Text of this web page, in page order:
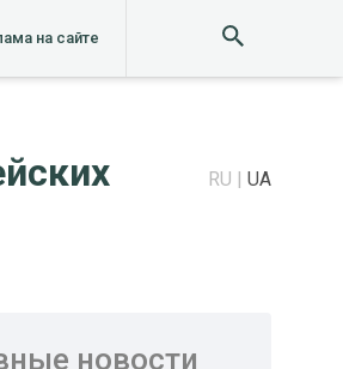
на сайте
RU UA
новости